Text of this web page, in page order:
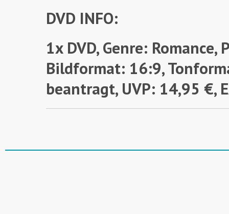
DVD INFO:
1x DVD, Genre:
Bildformat: 16:9,
beantragt, UVP: 14,95 €,